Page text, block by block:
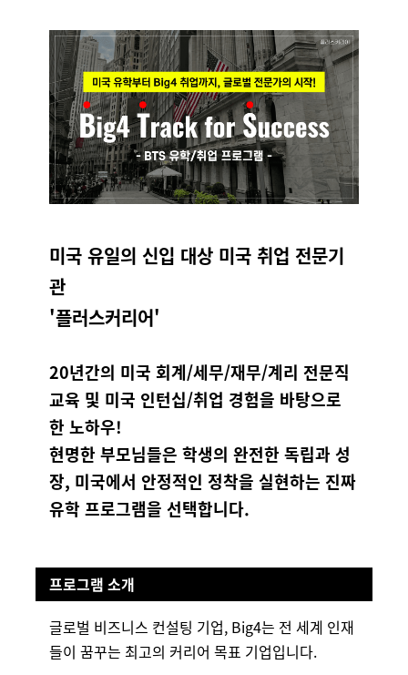
미국 유일의 신입 대상 미국 취업 전문기
관
'플러스커리어'
20년간의 미국 회계/세무/재무/계리 전문직
교육 및 미국 인턴십/취업 경험을 바탕으로
한 노하우!
현명한 부모님들은 학생의 완전한 독립과 성
장, 미국에서 안정적인 정착을 실현하는 진짜
유학 프로그램을 선택합니다.
프로그램 소개
글로벌 비즈니스 컨설팅 기업, Big4는 전 세계 인재
들이 꿈꾸는 최고의 커리어 목표 기업입니다.